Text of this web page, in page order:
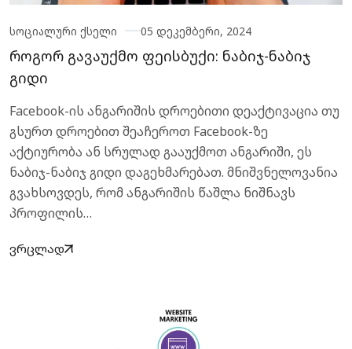
სოციალური ქსელი 05 დეკემბერი, 2024
როგორ გავაუქმო ფეისბუქი: ნაბიჯ-ნაბიჯ
გიდი
Facebook-ის ანგარიშის დროებითი დეაქტივაცია თუ
გსურთ დროებით შეაჩეროთ Facebook-ზე
აქტიურობა ან სრულად გააუქმოთ ანგარიში, ეს
ნაბიჯ-ნაბიჯ გიდი დაგეხმარებათ. მნიშვნელოვანია
გვახსოვდეს, რომ ანგარიშის წაშლა ნიშნავს
პროფილის…
ვრცლად